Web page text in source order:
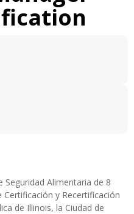
Seguridad Alimentaria de 8
y Recertificación
de Illinois, la Ciudad de